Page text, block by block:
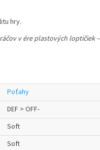
hry.
v ére plastových loptičiek
Poťahy
DEF > OFF-
Soft
Soft